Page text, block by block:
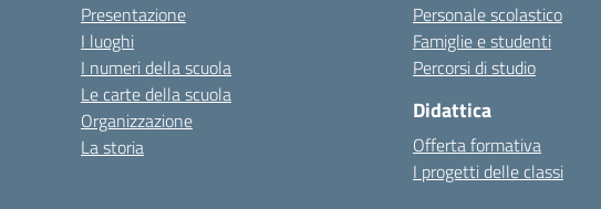
Presentazione
I luoghi
I numeri della scuola
Le carte della scuola
Organizzazione
La storia
Personale scolastico
Famiglie e studenti
Percorsi di studio
Didattica
Offerta formativa
I progetti delle classi